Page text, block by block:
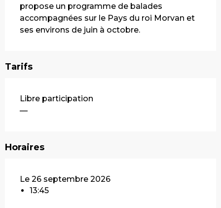
propose un programme de balades
accompagnées sur le Pays du roi Morvan et
ses environs de juin à octobre.
Tarifs
Libre participation
—
Horaires
Le 26 septembre 2026
13:45